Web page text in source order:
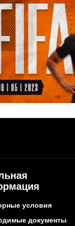
условия
документы